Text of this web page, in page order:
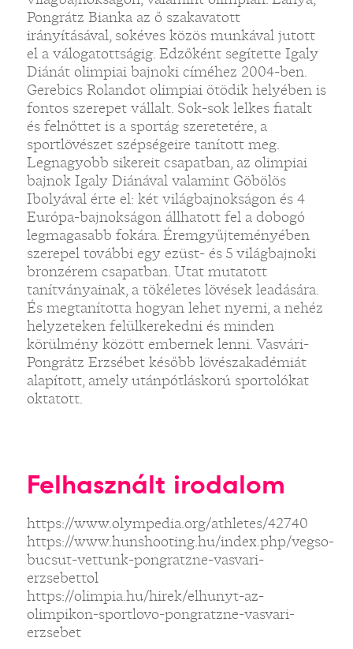
Pongrátz Bianka az ő szakavatott
irányításával, sokéves közös munkával jutott
el a válogatottságig. Edzőként segítette Igaly
Diánát olimpiai bajnoki címéhez 2004-ben.
Gerebics Rolandot olimpiai ötödik helyében is
fontos szerepet vállalt. Sok-sok lelkes fiatalt
és felnőttet is a sportág szeretetére, a
sportlövészet szépségeire tanított meg.
Legnagyobb sikereit csapatban, az olimpiai
bajnok Igaly Diánával valamint Göbölös
Ibolyával érte el: két világbajnokságon és 4
Európa-bajnokságon állhatott fel a dobogó
legmagasabb fokára. Éremgyűjteményében
szerepel további egy ezüst- és 5 világbajnoki
bronzérem csapatban. Utat mutatott
tanítványainak, a tökéletes lövések leadására.
És megtanította hogyan lehet nyerni, a nehéz
helyzeteken felülkerekedni és minden
körülmény között embernek lenni. Vasvári-
Pongrátz Erzsébet később lövészakadémiát
alapított, amely utánpótláskorú sportolókat
oktatott.
Felhasznált irodalom
https://www.olympedia.org/athletes/42740
https://www.hunshooting.hu/index.php/vegso-
bucsut-vettunk-pongratzne-vasvari-
erzsebettol
https://olimpia.hu/hirek/elhunyt-az-
olimpikon-sportlovo-pongratzne-vasvari-
erzsebet